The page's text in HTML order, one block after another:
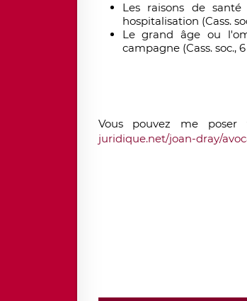
Les raisons de
hospitalisation (Cass.
Le grand âge ou
campagne (Cass. soc.,
Vous pouvez me poser
juridique.net/joan-dray/